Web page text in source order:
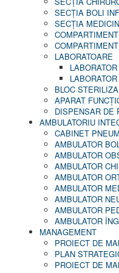
SECŢIA BOLI
SECŢIA
LABORATOARE
BLOC
APARAT
DISPENSAR DE
AMBULATORIU
CABINET
AMBULATOR
AMBULATOR
AMBULATOR
AMBULATOR
AMBULATOR
AMBULATOR
AMBULATOR
AMBULATOR
MANAGEMENT
PROIECT DE
PLAN
PROIECT DE